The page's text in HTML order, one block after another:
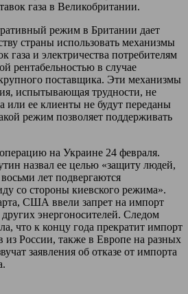
газа в Великобритании.
режим в Британии дает
страны использовать механизмы
газа и электричества потребителям
рентабельностью в случае
поставщика. Эти механизмы
испытывающая трудности, не
или ее клиенты не будут переданы
режим позволяет поддерживать
на Украине 24 февраля.
назвал ее целью «защиту людей,
лет подвергаются
со стороны киевского режима».
США ввели запрет на импорт
энергоносителей. Следом
что к концу года прекратит импорт
из России, также в Европе на разных
заявления об отказе от импорта